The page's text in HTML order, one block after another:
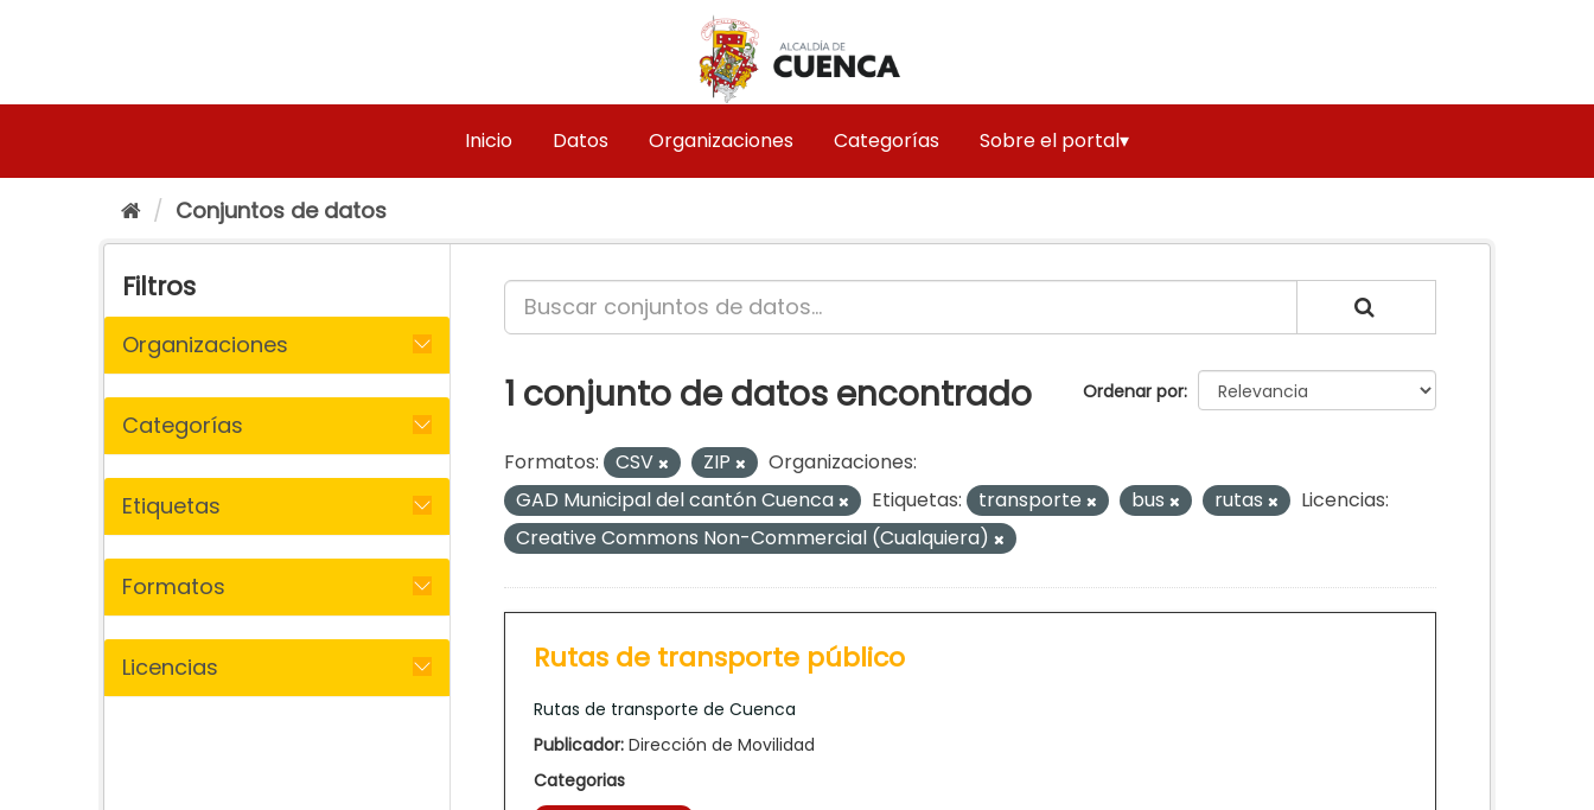
Inicio Datos Organizaciones Categorías Sobre el portal▾
Conjuntos de datos
Filtros
Organizaciones
Categorías
Etiquetas
Formatos
Licencias
Ordenar por
1 conjunto de datos encontrado
Formatos: CSV ZIP
Organizaciones:
GAD Municipal del cantón Cuenca
Etiquetas: transporte bus rutas
Licencias:
Creative Commons Non-Commercial (Cualquiera)
Rutas de transporte público
Rutas de transporte de Cuenca
Publicador: Dirección de Movilidad
Categorias